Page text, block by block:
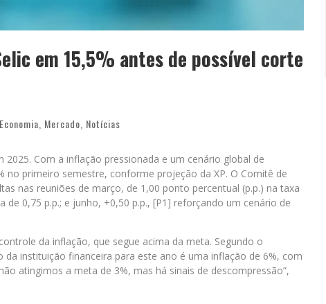
em 15,5% antes de possível corte
Economia Mercado Notícias
Com a inflação pressionada e um cenário global de
no primeiro semestre, conforme projeção da XP. O Comitê de
nas reuniões de março, de 1,00 ponto percentual (p.p.) na taxa
de 0,75 p.p.; e junho, +0,50 p.p., [P1] reforçando um cenário de
da inflação, que segue acima da meta. Segundo o
instituição financeira para este ano é uma inflação de 6%, com
atingimos a meta de 3%, mas há sinais de descompressão”,